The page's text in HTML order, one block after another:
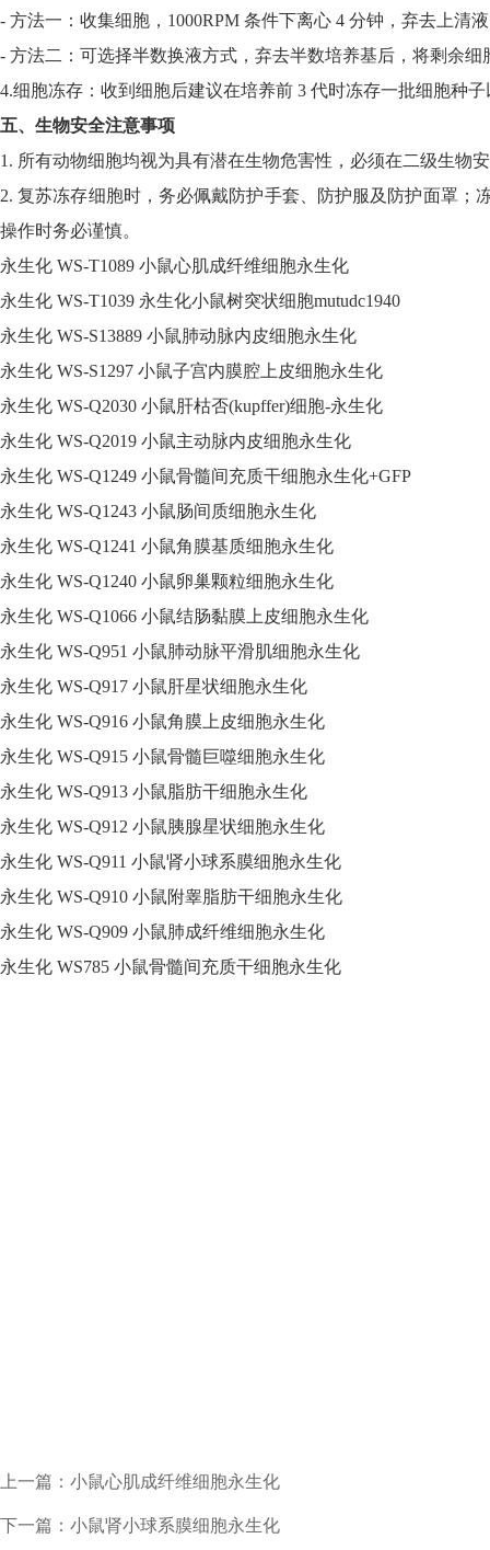
- 方法一：收集细胞，1000RPM 条件下离心 4 分钟，弃去上清
- 方法二：可选择半数换液方式，弃去半数培养基后，将剩余
4.细胞冻存：收到细胞后建议在培养前 3 代时冻存一批细胞种
五、生物安全注意事项
1. 所有动物细胞均视为具有潜在生物危害性，必须在二级生物
2. 复苏冻存细胞时，务必佩戴防护手套、防护服及防护面罩
操作时务必谨慎。
永生化 WS-T1089 小鼠心肌成纤维细胞永生化
永生化 WS-T1039 永生化小鼠树突状细胞mutudc1940
永生化 WS-S13889 小鼠肺动脉内皮细胞永生化
永生化 WS-S1297 小鼠子宫内膜腔上皮细胞永生化
永生化 WS-Q2030 小鼠肝枯否(kupffer)细胞-永生化
永生化 WS-Q2019 小鼠主动脉内皮细胞永生化
永生化 WS-Q1249 小鼠骨髓间充质干细胞永生化+GFP
永生化 WS-Q1243 小鼠肠间质细胞永生化
永生化 WS-Q1241 小鼠角膜基质细胞永生化
永生化 WS-Q1240 小鼠卵巢颗粒细胞永生化
永生化 WS-Q1066 小鼠结肠黏膜上皮细胞永生化
永生化 WS-Q951 小鼠肺动脉平滑肌细胞永生化
永生化 WS-Q917 小鼠肝星状细胞永生化
永生化 WS-Q916 小鼠角膜上皮细胞永生化
永生化 WS-Q915 小鼠骨髓巨噬细胞永生化
永生化 WS-Q913 小鼠脂肪干细胞永生化
永生化 WS-Q912 小鼠胰腺星状细胞永生化
永生化 WS-Q911 小鼠肾小球系膜细胞永生化
永生化 WS-Q910 小鼠附睾脂肪干细胞永生化
永生化 WS-Q909 小鼠肺成纤维细胞永生化
永生化 WS785 小鼠骨髓间充质干细胞永生化
上一篇：小鼠心肌成纤维细胞永生化
下一篇：小鼠肾小球系膜细胞永生化